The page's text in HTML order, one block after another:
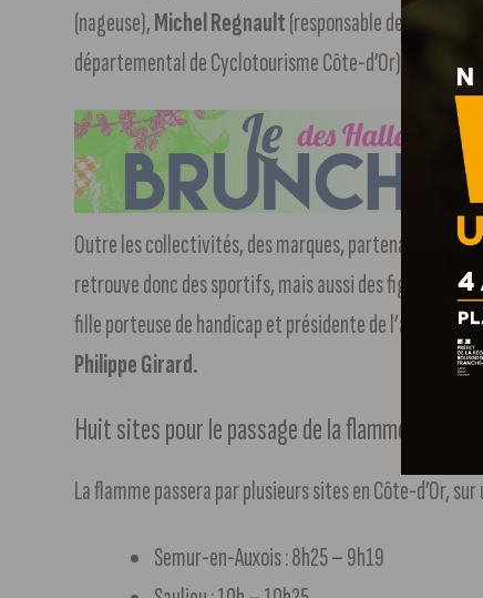
(nageuse),Michel Regnault(responsable de la
départemental de Cyclotourisme Côte-d’Or).
Outre les collectivités, des marques, partenaires de
retrouve donc des sportifs, mais aussi des figures du
fille porteuse de handicap et présidente de
Philippe Girard.
Huit sites pour le passage de la flamme
La flamme passera par plusieurs sites en Côte-d’Or,
Semur-en-Auxois : 8h25 – 9h19